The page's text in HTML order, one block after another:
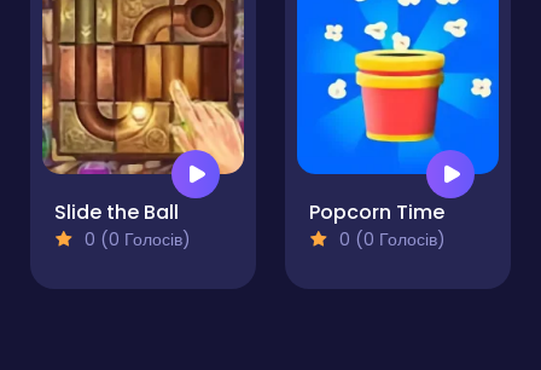
Slide the Ball
0 (0 Голосів)
Popcorn Time
0 (0 Голосів)